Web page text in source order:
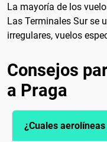
La mayoría de los
Las Terminales Sur se
irregulares, vuelos
Consejos
a Praga
¿Cuales